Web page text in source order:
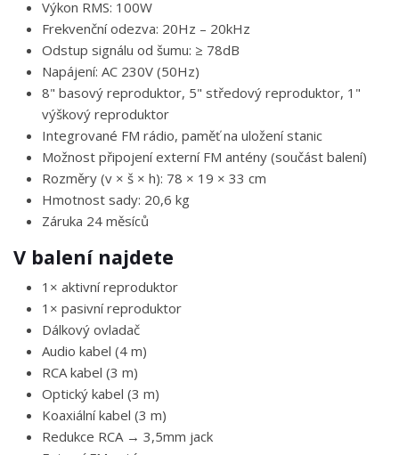
Výkon RMS: 100W
Frekvenční odezva: 20Hz – 20kHz
Odstup signálu od šumu: ≥ 78dB
Napájení: AC 230V (50Hz)
8" basový reproduktor, 5" středový reproduktor, 1"
výškový reproduktor
Integrované FM rádio, paměť na uložení stanic
Možnost připojení externí FM antény (součást balení)
Rozměry (v × š × h): 78 × 19 × 33 cm
Hmotnost sady: 20,6 kg
Záruka 24 měsíců
V balení najdete
1× aktivní reproduktor
1× pasivní reproduktor
Dálkový ovladač
Audio kabel (4 m)
RCA kabel (3 m)
Optický kabel (3 m)
Koaxiální kabel (3 m)
Redukce RCA → 3,5mm jack